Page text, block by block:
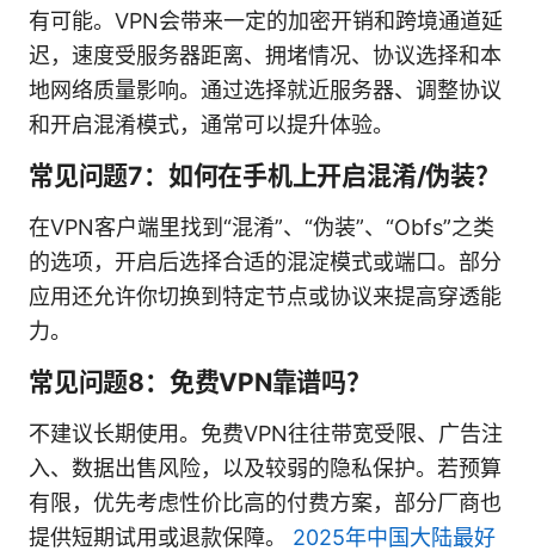
有可能。VPN会带来一定的加密开销和跨境通道延
迟，速度受服务器距离、拥堵情况、协议选择和本
地网络质量影响。通过选择就近服务器、调整协议
和开启混淆模式，通常可以提升体验。
常见问题7：如何在手机上开启混淆/伪装？
在VPN客户端里找到“混淆”、“伪装”、“Obfs”之类
的选项，开启后选择合适的混淀模式或端口。部分
应用还允许你切换到特定节点或协议来提高穿透能
力。
常见问题8：免费VPN靠谱吗？
不建议长期使用。免费VPN往往带宽受限、广告注
入、数据出售风险，以及较弱的隐私保护。若预算
有限，优先考虑性价比高的付费方案，部分厂商也
提供短期试用或退款保障。 2025年中国大陆最好